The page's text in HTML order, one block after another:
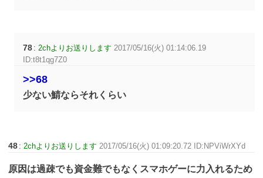
78 : 2chよりお送りします 2017/05/16(火) 01:14:06.19
ID:t8t1qg7Z0
>>68
少ない鯖ならそれくらい
48 : 2chよりお送りします 2017/05/16(火) 01:09:20.72 ID:NPViWrXYd
原因は過疎でも資金難でもなくスマホゲーに力入れるため